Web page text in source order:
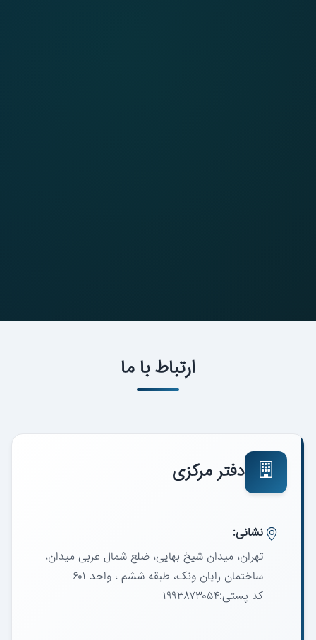
ارتباط با ما
دفتر مرکزی
نشانی:
تهران، میدان شیخ بهایی، ضلع شمال غربی میدان،
ساختمان رایان ونک، طبقه ششم ، واحد ۶۰۱
کد پستی:۱۹۹۳۸۷۳۰۵۴